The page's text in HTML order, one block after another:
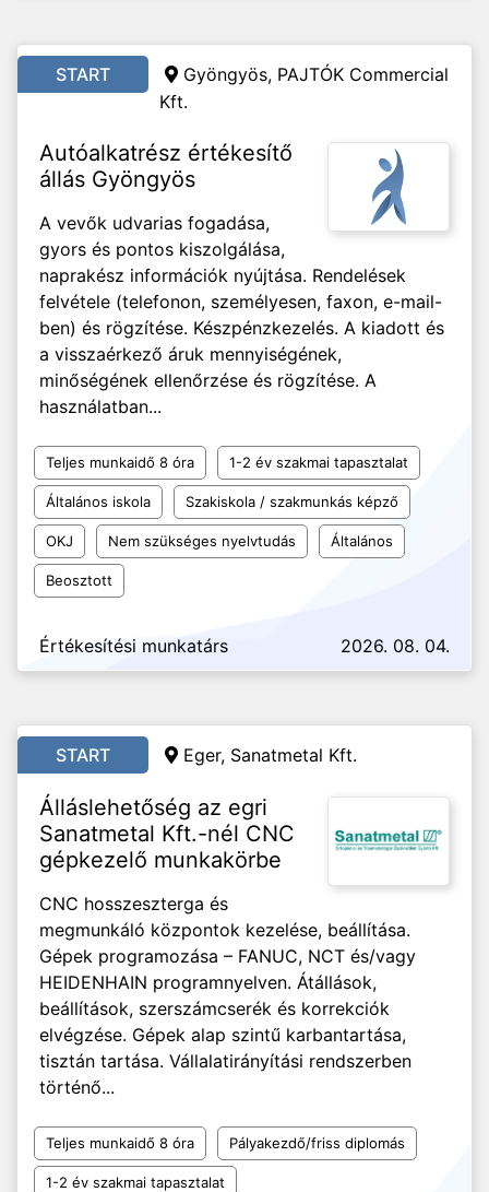
START
Gyöngyös, PAJTÓK Commercial
Kft.
Autóalkatrész értékesítő
állás Gyöngyös
A vevők udvarias fogadása,
gyors és pontos kiszolgálása,
naprakész információk nyújtása. Rendelések
felvétele (telefonon, személyesen, faxon, e-mail-
ben) és rögzítése. Készpénzkezelés. A kiadott és
a visszaérkező áruk mennyiségének,
minőségének ellenőrzése és rögzítése. A
használatban...
Teljes munkaidő 8 óra 1-2 év szakmai tapasztalat
Általános iskola Szakiskola / szakmunkás képző
OKJ Nem szükséges nyelvtudás Általános
Beosztott
Értékesítési munkatárs 2026. 08. 04.
START Eger, Sanatmetal Kft.
Álláslehetőség az egri
Sanatmetal Kft.-nél CNC
gépkezelő munkakörbe
CNC hosszeszterga és
megmunkáló központok kezelése, beállítása.
Gépek programozása – FANUC, NCT és/vagy
HEIDENHAIN programnyelven. Átállások,
beállítások, szerszámcserék és korrekciók
elvégzése. Gépek alap szintű karbantartása,
tisztán tartása. Vállalatirányítási rendszerben
történő...
Teljes munkaidő 8 óra Pályakezdő/friss diplomás
1-2 év szakmai tapasztalat